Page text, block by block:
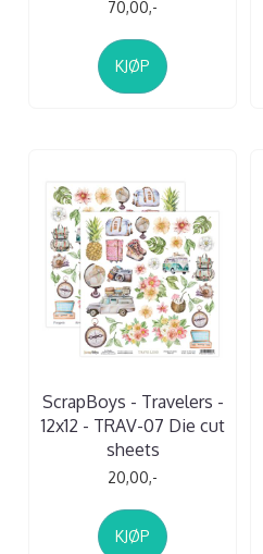
70,00,-
KJØP
ScrapBoys - Travelers -
12x12 - TRAV-07 Die cut
sheets
20,00,-
KJØP